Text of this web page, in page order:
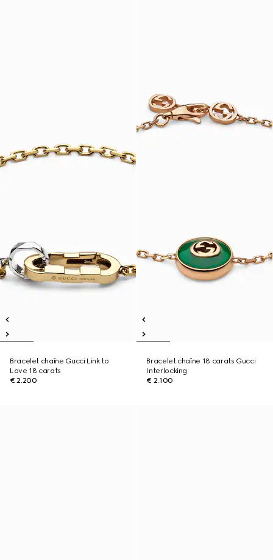
Bracelet chaîne Gucci Link to
Love 18 carats
€ 2.200
Bracelet chaîne 18 carats Gucci
Interlocking
€ 2.100